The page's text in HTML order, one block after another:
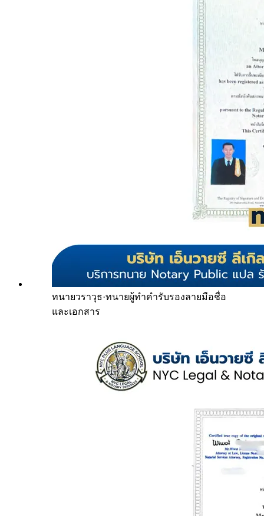
ทนายวราวุธ·ทนายผู้ทำคำรับรองลายมือชื่อ
และเอกสาร